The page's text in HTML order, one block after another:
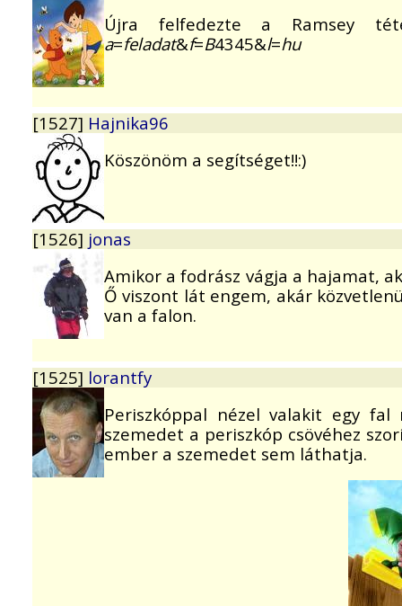
Újra felfedezte a Ramsey
a=feladat&f=B4345&l=hu
[1527] Hajnika96
Köszönöm a segítséget!!:)
[1526] jonas
Amikor a fodrász vágja a hajamat,
Ő viszont lát engem, akár
van a falon.
[1525] lorantfy
Periszkóppal nézel valakit egy
szemedet a periszkóp csövéhez
ember a szemedet sem láthatja.